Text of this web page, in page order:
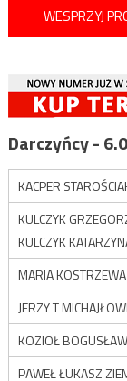
WESPRZYJ
Darczyńcy -
KACPER
KULCZYK
KULCZYK
MARIA KOSTRZEWA
JERZY T
KOZIOŁ BOGUSŁAW
PAWEŁ ŁUKASZ